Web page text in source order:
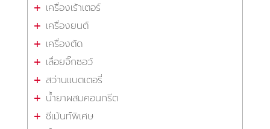
เครื่องเร้าเตอร์
เครื่องยนต์
เครื่องตัด
เลื่อยจิ๊กซอว์
สว่านแบตเตอรี่
น้ำยาผสมคอนกรีต
ซีเม้นท์พิเศษ